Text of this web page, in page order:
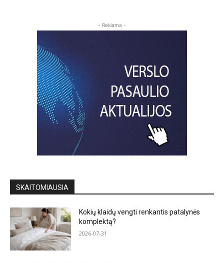
- Reklama -
SKAITOMIAUSIA
Kokių klaidų vengti renkantis patalynės
komplektą?
2026-07-31